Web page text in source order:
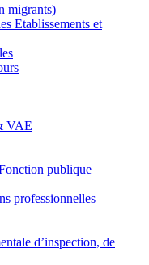
migrants)
Etablissements et
VAE
publique
professionnelles
d’inspection, de